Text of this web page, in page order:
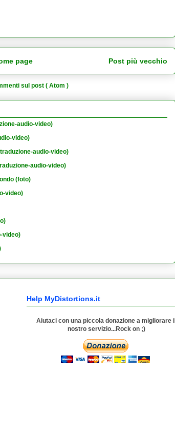
Post più vecchio
page
sul post ( Atom )
audio-video)
video)
audio-video)
audio-video)
(foto)
video)
video)
Help MyDistortions.it
Aiutaci con una piccola donazione a migliorare il
nostro servizio...Rock on ;)